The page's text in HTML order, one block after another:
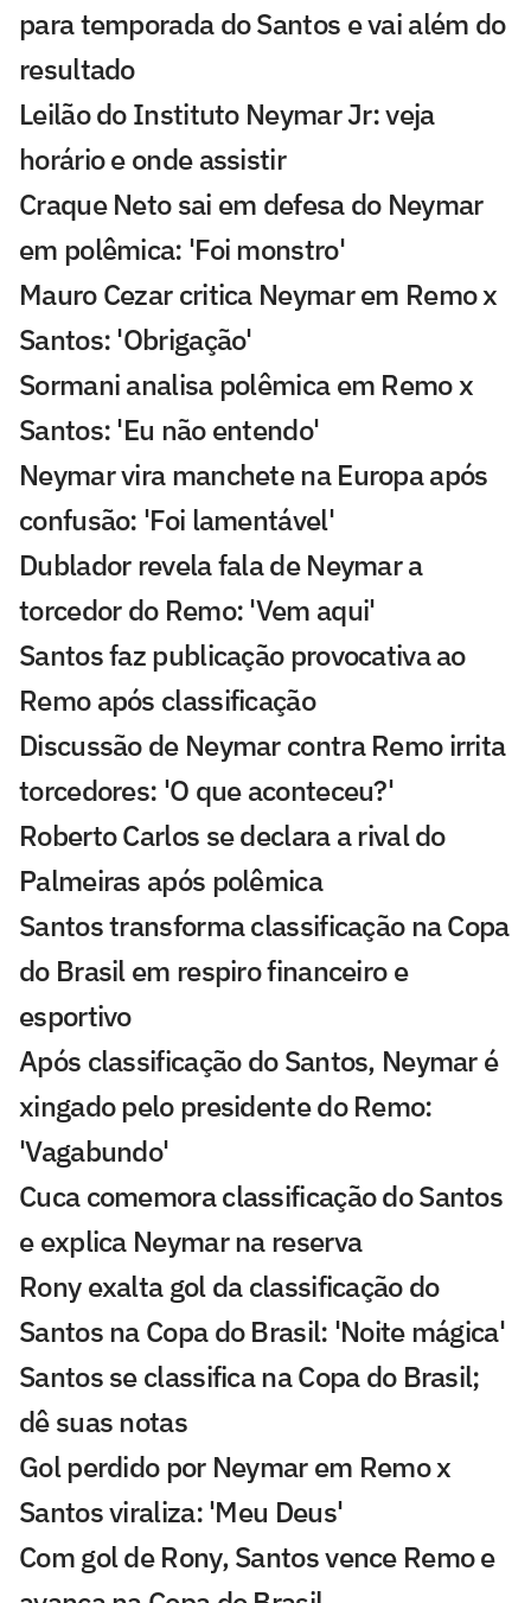
para temporada do Santos e vai além do
resultado
Leilão do Instituto Neymar Jr: veja
horário e onde assistir
Craque Neto sai em defesa do Neymar
em polêmica: 'Foi monstro'
Mauro Cezar critica Neymar em Remo x
Santos: 'Obrigação'
Sormani analisa polêmica em Remo x
Santos: 'Eu não entendo'
Neymar vira manchete na Europa após
confusão: 'Foi lamentável'
Dublador revela fala de Neymar a
torcedor do Remo: 'Vem aqui'
Santos faz publicação provocativa ao
Remo após classificação
Discussão de Neymar contra Remo irrita
torcedores: 'O que aconteceu?'
Roberto Carlos se declara a rival do
Palmeiras após polêmica
Santos transforma classificação na Copa
do Brasil em respiro financeiro e
esportivo
Após classificação do Santos, Neymar é
xingado pelo presidente do Remo:
'Vagabundo'
Cuca comemora classificação do Santos
e explica Neymar na reserva
Rony exalta gol da classificação do
Santos na Copa do Brasil: 'Noite mágica'
Santos se classifica na Copa do Brasil;
dê suas notas
Gol perdido por Neymar em Remo x
Santos viraliza: 'Meu Deus'
Com gol de Rony, Santos vence Remo e